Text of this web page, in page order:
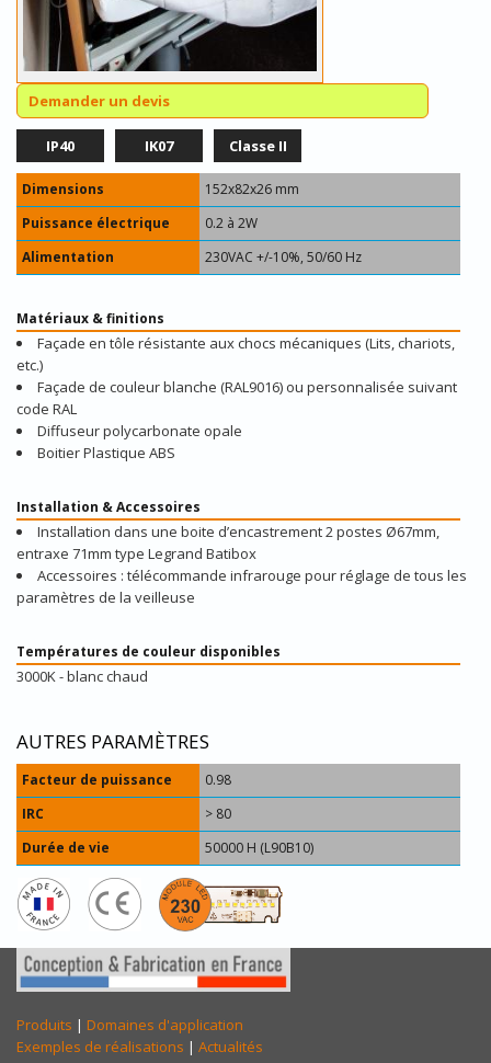
Demander un devis
IP40 IK07 Classe II
Dimensions
152x82x26 mm
Puissance électrique
0.2 à 2W
Alimentation
230VAC +/-10%, 50/60 Hz
Matériaux & finitions
Façade en tôle résistante aux chocs mécaniques (Lits, chariots,
etc.)
Façade de couleur blanche (RAL9016) ou personnalisée suivant
code RAL
Diffuseur polycarbonate opale
Boitier Plastique ABS
Installation & Accessoires
Installation dans une boite d’encastrement 2 postes Ø67mm,
entraxe 71mm type Legrand Batibox
Accessoires : télécommande infrarouge pour réglage de tous les
paramètres de la veilleuse
Températures de couleur disponibles
3000K - blanc chaud
AUTRES PARAMÈTRES
Facteur de puissance
0.98
IRC
> 80
Durée de vie
50000 H (L90B10)
Produits | Domaines d'application
Exemples de réalisations | Actualités